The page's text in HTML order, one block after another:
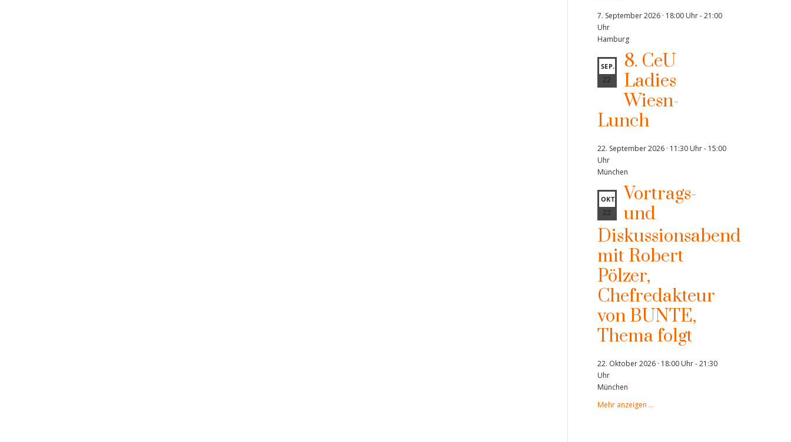
7. September 2026 · 18:00 Uhr-21:00
Uhr
Hamburg
SEP.
22
8. CeU
Ladies
Wiesn-
Lunch
22. September 2026 · 11:30 Uhr- 15:00
Uhr
München
OKT.
22
Vortrags-
und
Diskussionsabend
mit Robert
Pölzer,
Chefredakteur
von BUNTE,
Thema folgt
22. Oktober 2026 · 18:00 Uhr-21:30
Uhr
München
Mehr anzeigen …